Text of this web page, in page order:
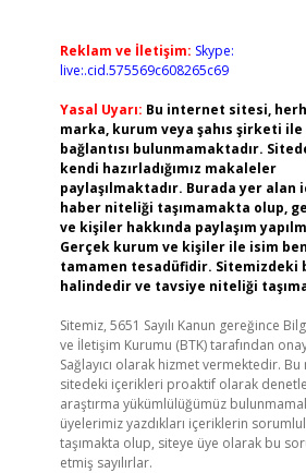
Reklam ve İletişim: Skype:
live:.cid.575569c608265c69
Yasal Uyarı: Bu internet sitesi,
marka, kurum veya şahıs şirketi
bağlantısı bulunmamaktadır.
kendi hazırladığımız makaleler
paylaşılmaktadır. Burada yer alan
haber niteliği taşımamakta olup,
ve kişiler hakkında paylaşım
Gerçek kurum ve kişiler ile isim
tamamen tesadüfidir. Sitemizdeki
halindedir ve tavsiye niteliği
Sitemiz, 5651 Sayılı Kanun gereğince
ve İletişim Kurumu (BTK) tarafından
Sağlayıcı olarak hizmet vermektedir. Bu
sitedeki içerikleri proaktif olarak
araştırma yükümlülüğümüz
üyelerimiz yazdıkları içeriklerin
taşımakta olup, siteye üye olarak bu
etmiş sayılırlar.